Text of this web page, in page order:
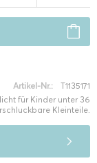
Artikel-Nr.:
T1135171
für Kinder unter 36
Kleinteile.